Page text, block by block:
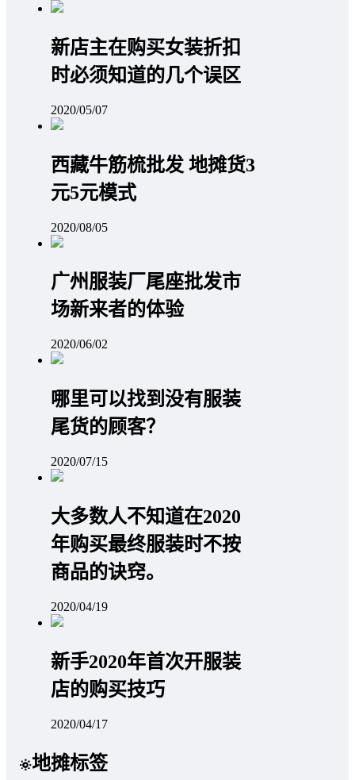
新店主在购买女装折扣
时必须知道的几个误区
2020/05/07
西藏牛筋梳批发 地摊货3
元5元模式
2020/08/05
广州服装厂尾座批发市
场新来者的体验
2020/06/02
哪里可以找到没有服装
尾货的顾客？
2020/07/15
大多数人不知道在2020
年购买最终服装时不按
商品的诀窍。
2020/04/19
新手2020年首次开服装
店的购买技巧
2020/04/17
地摊标签